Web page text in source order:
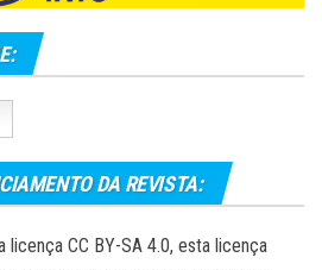
DA REVISTA:
licença CC BY-SA 4.0, esta licença